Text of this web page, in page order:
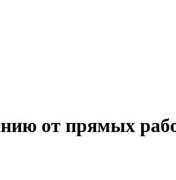
от прямых